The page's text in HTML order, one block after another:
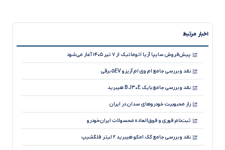
اخبار مرتبط
پیش‌فروش سایپا آریا اتوماتیک از ۷ تیر ۱۴۰۵ آغاز می‌شود
نقد و بررسی جامع ام وی ام آریزو ۵EV برقی
نقد و بررسی جامع بایک BJ۳۰E هیبرید
راز محبوبیت خودروهای سدان در ایران
ثبت‌نام فوری و فوق‌العاده محصولات ایران‌خودرو
نقد و بررسی جامع گک امکو هیبرید ۲ لیتر فلگشیپ